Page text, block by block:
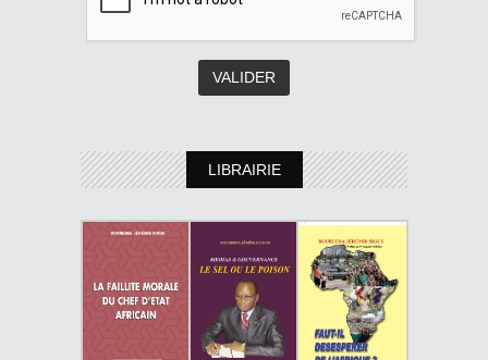
LIBRAIRIE